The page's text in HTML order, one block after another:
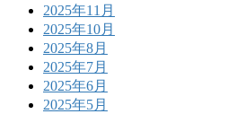
2025年11月
2025年10月
2025年8月
2025年7月
2025年6月
2025年5月